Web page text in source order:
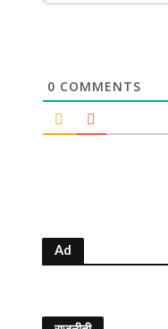
0 COMMENTS
Ad